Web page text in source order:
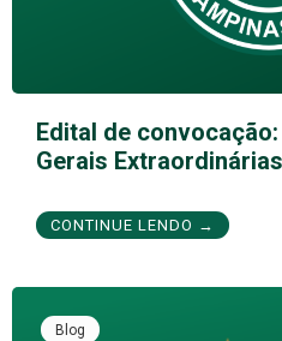
Edital de
Gerais
CONTINUE LENDO →
Blog